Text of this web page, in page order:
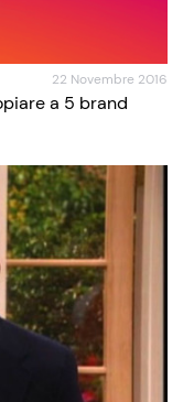
22 Novembre 2016
a 5 brand